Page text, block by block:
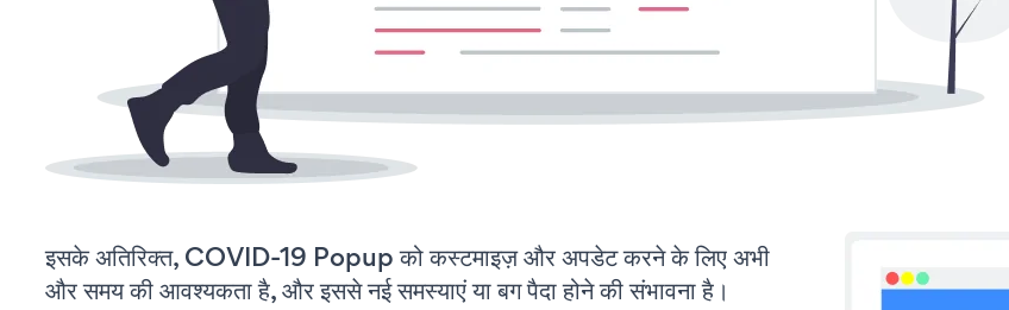
इसके अतिरिक्त, COVID-19 Popup को कस्टमाइज़ और अपडेट करने के लिए अभी
और समय की आवश्यकता है, और इससे नई समस्याएं या बग पैदा होने की संभावना है।